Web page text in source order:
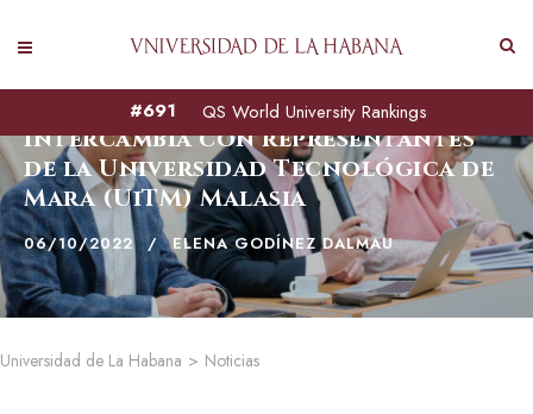
QS World University Rankings
#691
Universidad de La Habana
intercambia con representantes
de la Universidad Tecnológica de
Mara (UiTM) Malasia
06/10/2022 ELENA GODÍNEZ DALMAU
Universidad de La Habana > Noticias